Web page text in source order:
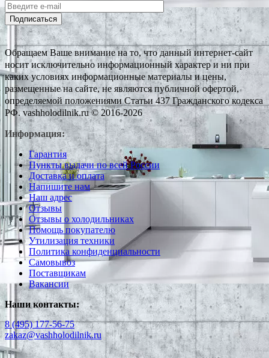
Подписаться
Обращаем Ваше внимание на то, что данный интернет-сайт
носит исключительно информационный характер и ни при
каких условиях информационные материалы и цены,
размещенные на сайте, не являются публичной офертой,
определяемой положениями Статьи 437 Гражданского кодекса
РФ. vashholodilnik.ru © 2016-2026
Информация:
Гарантия
Пункты выдачи по всей России
Доставка и оплата
Напишите нам
Наш адрес
Отзывы
Отзывы о холодильниках
Помощь покупателю
Утилизация техники
Политика конфиденциальности
Самовывоз
Поставщикам
Вакансии
Наши контакты:
8 (495) 177-56-75
zakaz@vashholodilnik.ru